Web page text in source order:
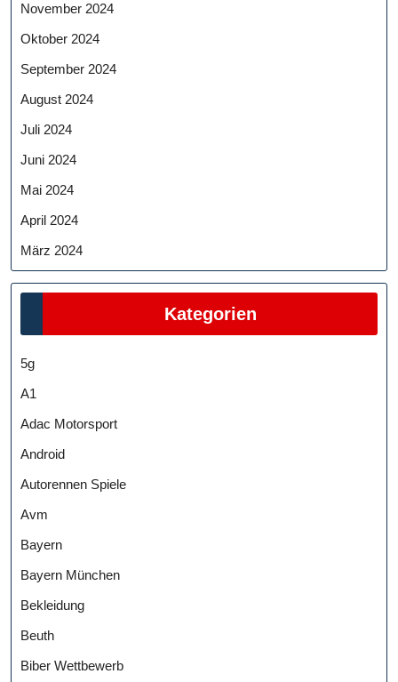
November 2024
Oktober 2024
September 2024
August 2024
Juli 2024
Juni 2024
Mai 2024
April 2024
März 2024
Kategorien
5g
A1
Adac Motorsport
Android
Autorennen Spiele
Avm
Bayern
Bayern München
Bekleidung
Beuth
Biber Wettbewerb